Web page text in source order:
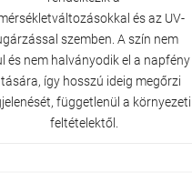
és az UV-
szemben. A szín nem
és nem halványodik el a napfény
így hosszú ideig megőrzi
függetlenül a környezeti
feltételektől.